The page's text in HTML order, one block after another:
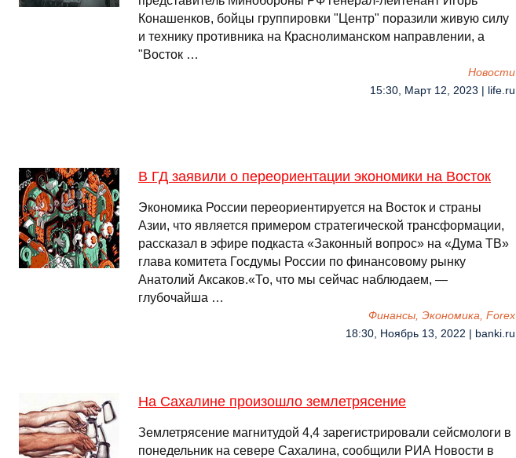
Конашенков, бойцы группировки "Центр" поразили живую силу
и технику противника на Краснолиманском направлении, а
"Восток …
Новости
15:30, Март 12, 2023 | life.ru
В ГД заявили о переориентации экономики на Восток
Экономика России переориентируется на Восток и страны
Азии, что является примером стратегической трансформации,
рассказал в эфире подкаста «Законный вопрос» на «Дума ТВ»
глава комитета Госдумы России по финансовому рынку
Анатолий Аксаков.«То, что мы сейчас наблюдаем, —
глубочайша …
Финансы, Экономика, Forex
18:30, Ноябрь 13, 2022 | banki.ru
На Сахалине произошло землетрясение
Землетрясение магнитудой 4,4 зарегистрировали сейсмологи в
понедельник на севере Сахалина, сообщили РИА Новости в